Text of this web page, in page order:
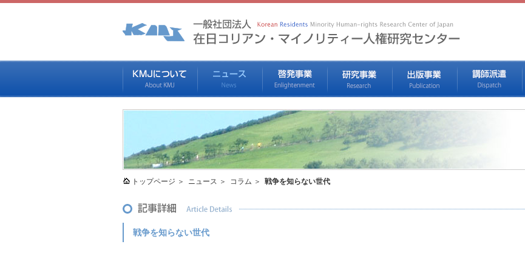
トップページ ニュース コラム 戦争を知らない世代
戦争を知らない世代